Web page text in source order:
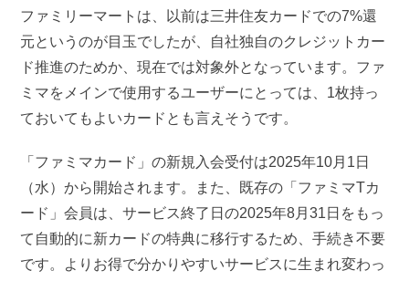
ファミリーマートは、以前は三井住友カードでの7%還
元というのが目玉でしたが、自社独自のクレジットカー
ド推進のためか、現在では対象外となっています。ファ
ミマをメインで使用するユーザーにとっては、1枚持っ
ておいてもよいカードとも言えそうです。
「ファミマカード」の新規入会受付は2025年10月1日
（水）から開始されます。また、既存の「ファミマTカ
ード」会員は、サービス終了日の2025年8月31日をもっ
て自動的に新カードの特典に移行するため、手続き不要
です。よりお得で分かりやすいサービスに生まれ変わっ